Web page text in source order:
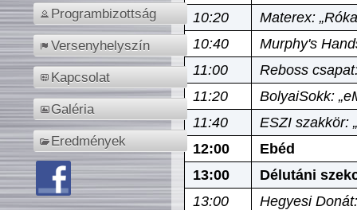
Programbizottság
Versenyhelyszín
Kapcsolat
Galéria
Eredmények
10:20
Materex:
10:40
Murphy's
11:00
Reboss
11:20
BolyaiSokk:
11:40
ESZI szakkör:
12:00
Ebéd
13:00
Délutáni
13:00
Hegyesi